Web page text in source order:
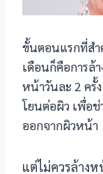
ขั้นตอนแรกที่ส
เดือนก็คือการล้
หน้าวันละ 2 ครั้
โยนต่อผิว เพื่อ
ออกจากผิวหน้า
แต่ไม่ควรล้างห